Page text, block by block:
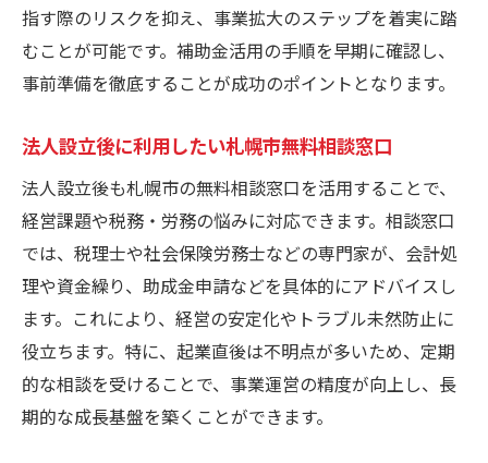
指す際のリスクを抑え、事業拡大のステップを着実に踏
むことが可能です。補助金活用の手順を早期に確認し、
事前準備を徹底することが成功のポイントとなります。
法人設立後に利用したい札幌市無料相談窓口
法人設立後も札幌市の無料相談窓口を活用することで、
経営課題や税務・労務の悩みに対応できます。相談窓口
では、税理士や社会保険労務士などの専門家が、会計処
理や資金繰り、助成金申請などを具体的にアドバイスし
ます。これにより、経営の安定化やトラブル未然防止に
役立ちます。特に、起業直後は不明点が多いため、定期
的な相談を受けることで、事業運営の精度が向上し、長
期的な成長基盤を築くことができます。